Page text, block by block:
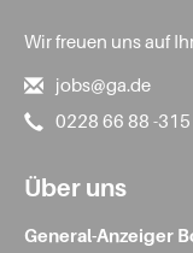
Wir freuen uns auf
jobs@ga.de
0228 66 88 -315
Über uns
General-Anzeiger